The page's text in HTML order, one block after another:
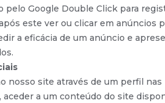
pelo Google Double Click para
este ver ou clicar em anúncios
a eficácia de um anúncio e
nosso site através de um perfil nas
aceder a um conteúdo do site